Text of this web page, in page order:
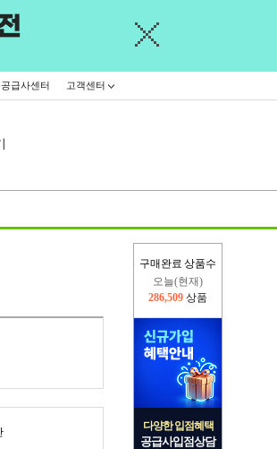
급사센터 고객센터
구매완료 상품수
오늘(현재)
286,509 상품
다양한 입점혜택
공급사입점상담